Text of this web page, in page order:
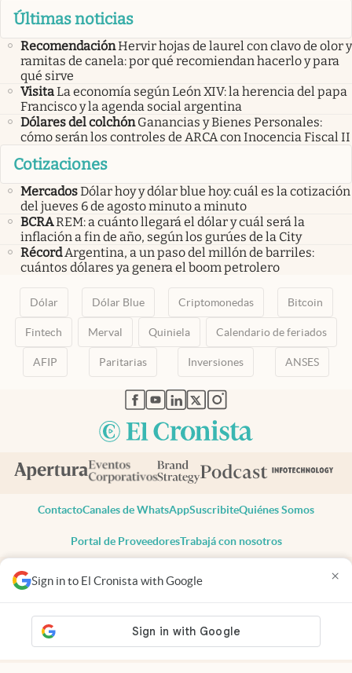
Sign in to El Cronista with Google ×
Últimas noticias
RecomendaciónHervir hojas de laurel con clavo de olor y
ramitas de canela: por qué recomiendan hacerlo y para
qué sirve
VisitaLa economía según León XIV: la herencia del papa
Francisco y la agenda social argentina
Dólares del colchón Ganancias y Bienes Personales:
cómo serán los controles de ARCA con Inocencia Fiscal II
Cotizaciones
MercadosDólar hoy y dólar blue hoy: cuál es la cotización
del jueves 6 de agosto minuto a minuto
BCRAREM: a cuánto llegará el dólar y cuál será la
inflación a fin de año, según los gurúes de la City
RécordArgentina, a un paso del millón de barriles:
cuántos dólares ya genera el boom petrolero
Dólar Dólar Blue Criptomonedas Bitcoin
Fintech Merval Quiniela Calendario de feriados
AFIP Paritarias Inversiones ANSES
abre en nueva pestaña
abre en nueva pestaña
abre en nueva pestaña
abre en nueva pestaña
abre en nueva pestaña
ContactoCanales de WhatsAppSuscribiteQuiénes Somos
Portal de ProveedoresTrabajá con nosotros
Todos los derechos reservados
Privacidad
Consentimiento
Tel:+54 11 7078-3270